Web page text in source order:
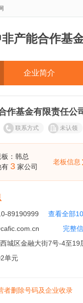
产能合作基
企业简介
作基金有限责任公
联系方式 未认领
板：韩总
有 3 家公司
老板信息
89190999
查看全部
完整
城区金融大街7号-4至19
单元
者删除号码及企业收录